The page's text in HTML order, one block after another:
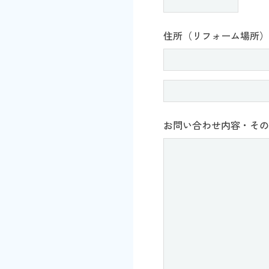
住所（リフォーム場所）
お問い合わせ内容・そ